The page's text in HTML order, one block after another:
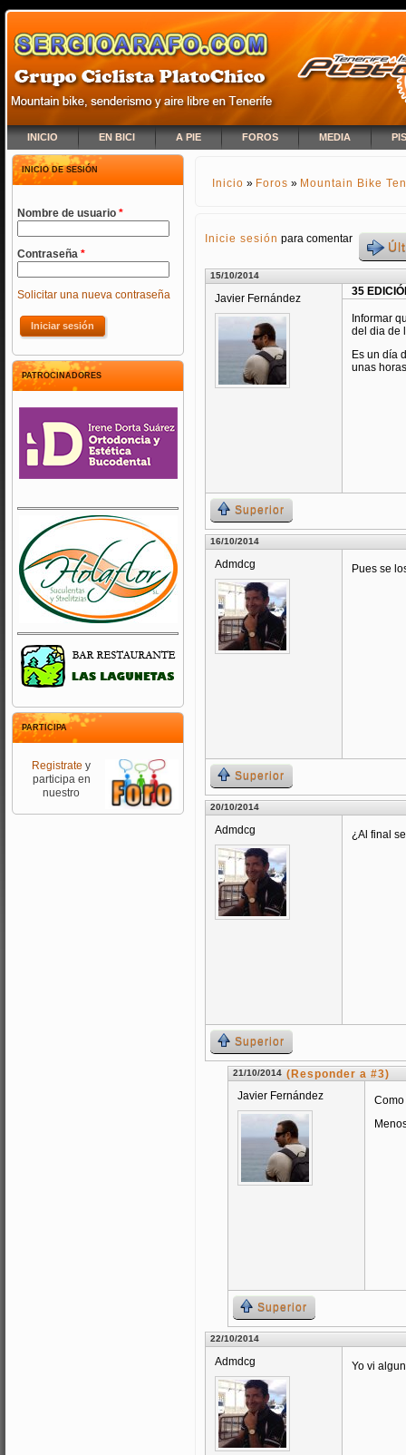
INICIO EN BICI A PIE FOROS MEDIA
INICIO DE SESIÓN
Nombre de usuario *
Contraseña *
Solicitar una nueva contraseña
PATROCINADORES
PARTICIPA
Registrate y
participa en
nuestro
SE ENCUENTRA USTED
Inicio » Foros » Mountain Bike
Inicie sesión para comentar
15/10/2014
Javier Fernández
35
Informar
del dia de
Es un día
unas
Superior
16/10/2014
Admdcg Pues se
Superior
20/10/2014
Admdcg ¿Al final
Superior
21/10/2014 (Responder a #3)
Javier Fernández
Superior
22/10/2014
Admdcg Yo vi